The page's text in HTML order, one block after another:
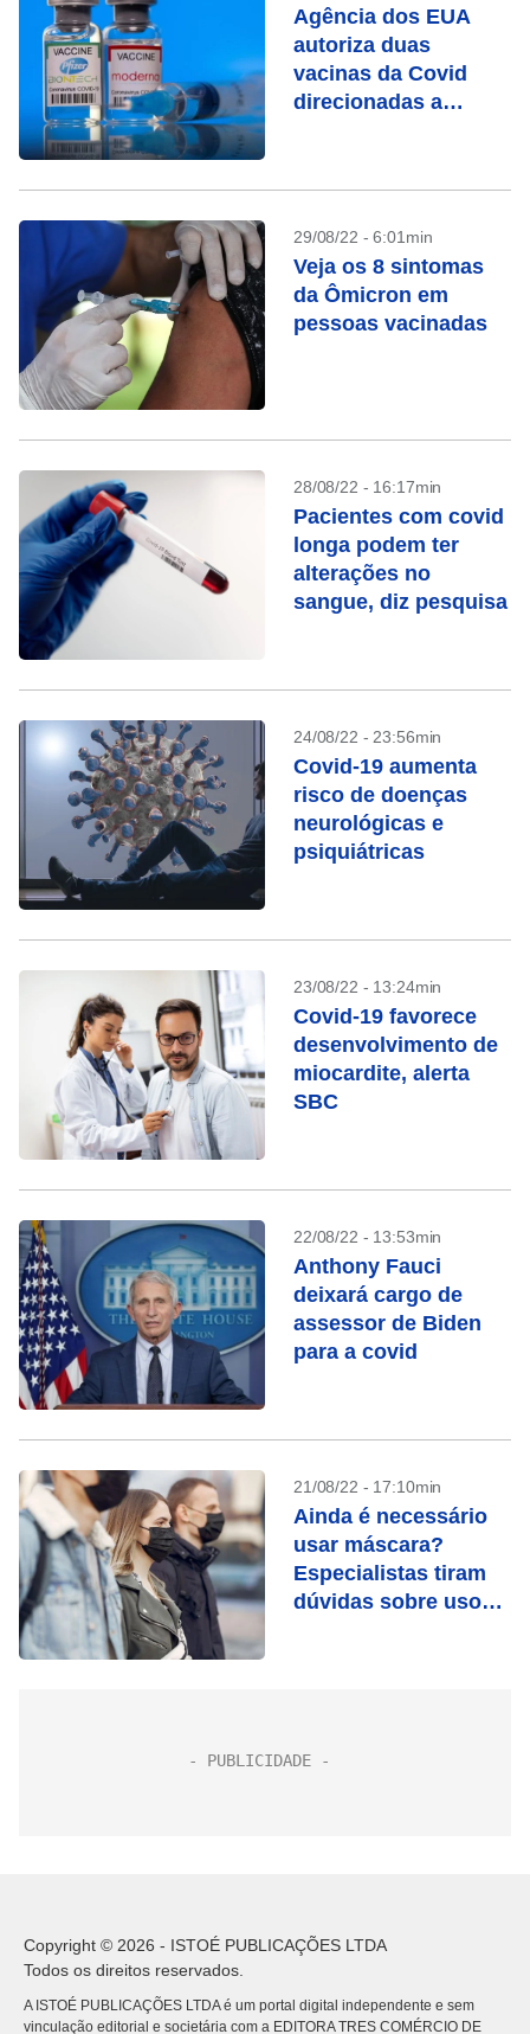
Agência dos EUA
autoriza duas
vacinas da Covid
direcionadas a
29/08/22 - 6:01min
Veja os 8 sintomas
da Ômicron em
pessoas vacinadas
28/08/22 - 16:17min
Pacientes com covid
longa podem ter
alterações no
sangue, diz pesquisa
24/08/22 - 23:56min
Covid-19 aumenta
risco de doenças
neurológicas e
psiquiátricas
23/08/22 - 13:24min
Covid-19 favorece
desenvolvimento de
miocardite, alerta
SBC
22/08/22 - 13:53min
Anthony Fauci
deixará cargo de
assessor de Biden
para a covid
21/08/22 - 17:10min
Ainda é necessário
usar máscara?
Especialistas tiram
dúvidas sobre uso
Copyright © 2026 - ISTOÉ PUBLICAÇÕES LTDA
Todos os direitos reservados.
A ISTOÉ PUBLICAÇÕES LTDA é um portal digital independente e sem
vinculação editorial e societária com a EDITORA TRES COMÉRCIO DE